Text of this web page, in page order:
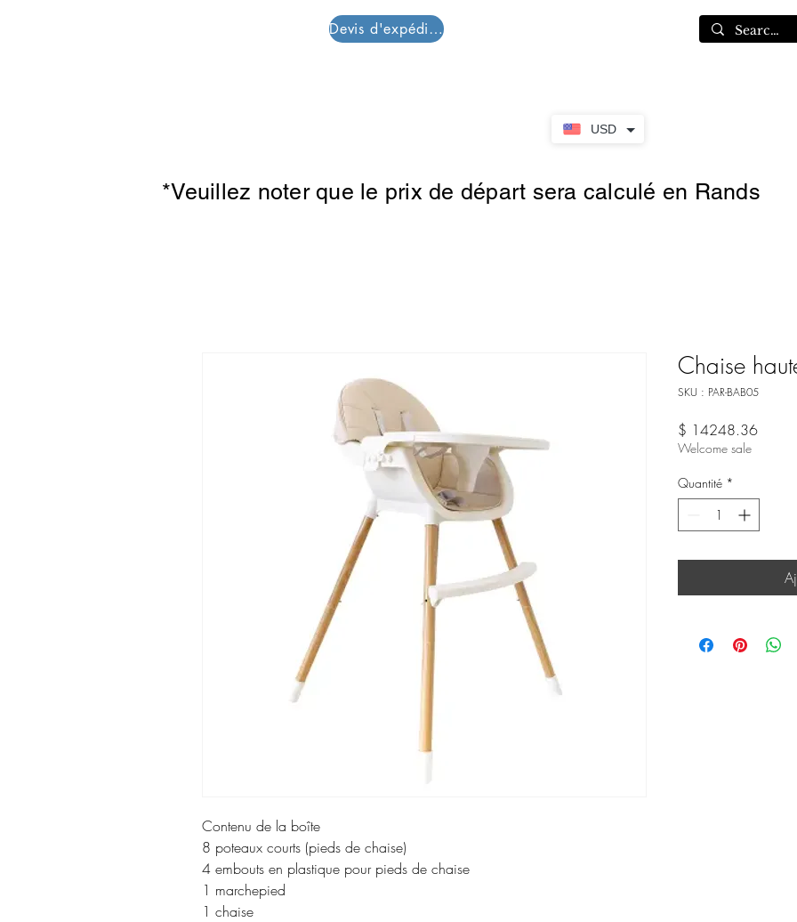
USD
Devis d'expédition
*Veuillez noter que le prix de départ sera calculé en Rands
Contenu de la boîte
8 poteaux courts (pieds de chaise)
4 embouts en plastique pour pieds de chaise
1 marchepied
1 chaise
Chaise
SKU : PAR-BAB05
$ 14248.36Prix
Welcome sale
Quantité *